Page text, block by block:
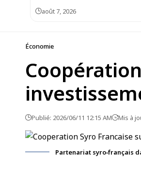
août 7, 2026
Économie
Publié: 2026/06/11 12:15 AM Mis à
Partenariat syro‑français